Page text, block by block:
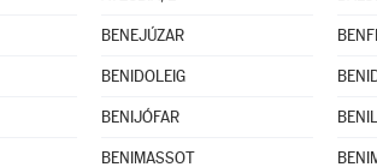
BENEJÚZAR
BENIDOLEIG
BENIJÓFAR
BENIMASSOT